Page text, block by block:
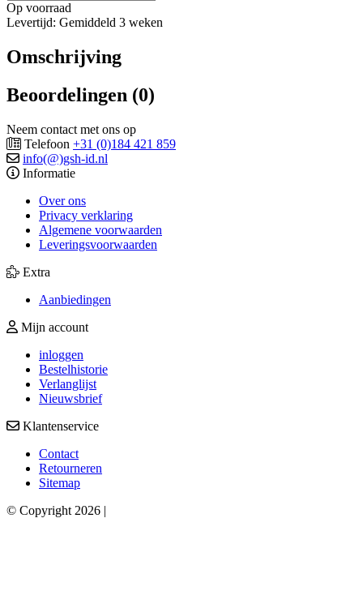
Op voorraad
Levertijd: Gemiddeld 3 weken
Omschrijving
Beoordelingen (0)
Neem contact met ons op
Telefoon +31 (0)184 421 859
info(@)gsh-id.nl
Informatie
Over ons
Privacy verklaring
Algemene voorwaarden
Leveringsvoorwaarden
Extra
Aanbiedingen
Mijn account
inloggen
Bestelhistorie
Verlanglijst
Nieuwsbrief
Klantenservice
Contact
Retourneren
Sitemap
© Copyright 2026 |